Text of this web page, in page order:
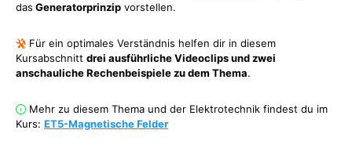
das Generatorprinzip vorstellen.
Für ein optimales Verständnis helfen dir in diesem
Kursabschnitt drei ausführliche Videoclips und zwei
anschauliche Rechenbeispiele zu dem Thema.
Mehr zu diesem Thema und der Elektrotechnik findest du im
Kurs: ET5-Magnetische Felder